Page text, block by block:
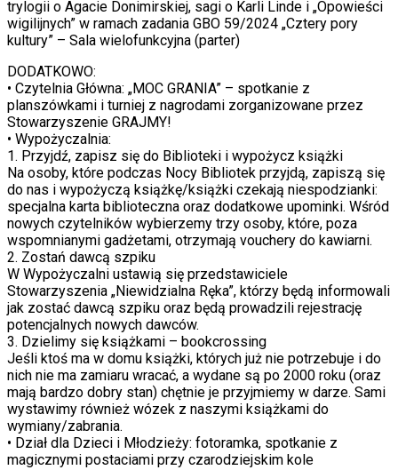
trylogii o Agacie Donimirskiej, sagi o Karli Linde i „Opowieści
wigilijnych” w ramach zadania GBO 59/2024 „Cztery pory
kultury” – Sala wielofunkcyjna (parter)
DODATKOWO:
• Czytelnia Główna: „MOC GRANIA” – spotkanie z
planszówkami i turniej z nagrodami zorganizowane przez
Stowarzyszenie GRAJMY!
• Wypożyczalnia:
1. Przyjdź, zapisz się do Biblioteki i wypożycz książki
Na osoby, które podczas Nocy Bibliotek przyjdą, zapiszą się
do nas i wypożyczą książkę/książki czekają niespodzianki:
specjalna karta biblioteczna oraz dodatkowe upominki. Wśród
nowych czytelników wybierzemy trzy osoby, które, poza
wspomnianymi gadżetami, otrzymają vouchery do kawiarni.
2. Zostań dawcą szpiku
W Wypożyczalni ustawią się przedstawiciele
Stowarzyszenia „Niewidzialna Ręka”, którzy będą informowali
jak zostać dawcą szpiku oraz będą prowadzili rejestrację
potencjalnych nowych dawców.
3. Dzielimy się książkami – bookcrossing
Jeśli ktoś ma w domu książki, których już nie potrzebuje i do
nich nie ma zamiaru wracać, a wydane są po 2000 roku (oraz
mają bardzo dobry stan) chętnie je przyjmiemy w darze. Sami
wystawimy również wózek z naszymi książkami do
wymiany/zabrania.
• Dział dla Dzieci i Młodzieży: fotoramka, spotkanie z
magicznymi postaciami przy czarodziejskim kole